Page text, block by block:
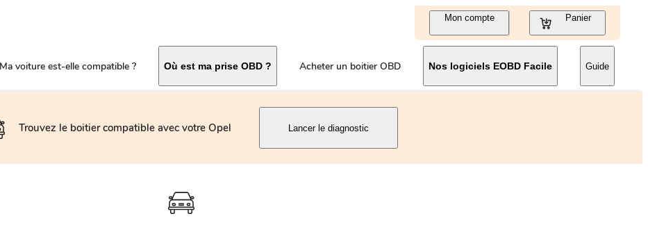
Mon compte Panier
Ma voiture est-elle compatible ? Où est ma prise OBD ? Acheter un boitier OBD Nos logiciels EOBD Facile Guide
Trouvez le boitier compatible avec votre Opel Lancer le diagnostic